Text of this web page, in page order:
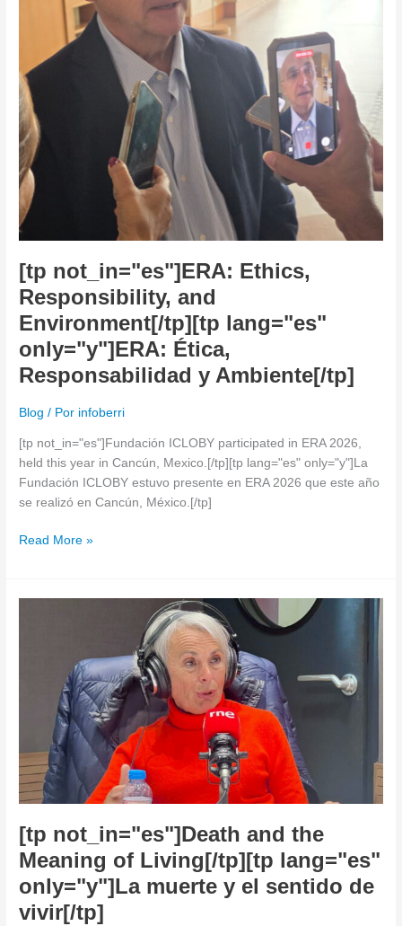
[tp not_in="es"]ERA: Ethics,
Responsibility, and
Environment[/tp][tp lang="es"
only="y"]ERA: Ética,
Responsabilidad y Ambiente[/tp]
Blog / Por infoberri
[tp not_in="es"]Fundación ICLOBY participated in ERA 2026,
held this year in Cancún, Mexico.[/tp][tp lang="es" only="y"]La
Fundación ICLOBY estuvo presente en ERA 2026 que este año
se realizó en Cancún, México.[/tp]
lang="es"
only="y"]ERA:
Ética,
Responsabilidad
y
Ambiente[/tp]
Read More »
[tp not_in="es"]Death and the
Meaning of Living[/tp][tp lang="es"
only="y"]La muerte y el sentido de
vivir[/tp]
Meaning
Living[/tp]
lang="es"
only="y"]La
muerte
y
el
sentido
de
vivir[/tp]